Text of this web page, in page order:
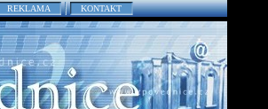
REKLAMA KONTAKT